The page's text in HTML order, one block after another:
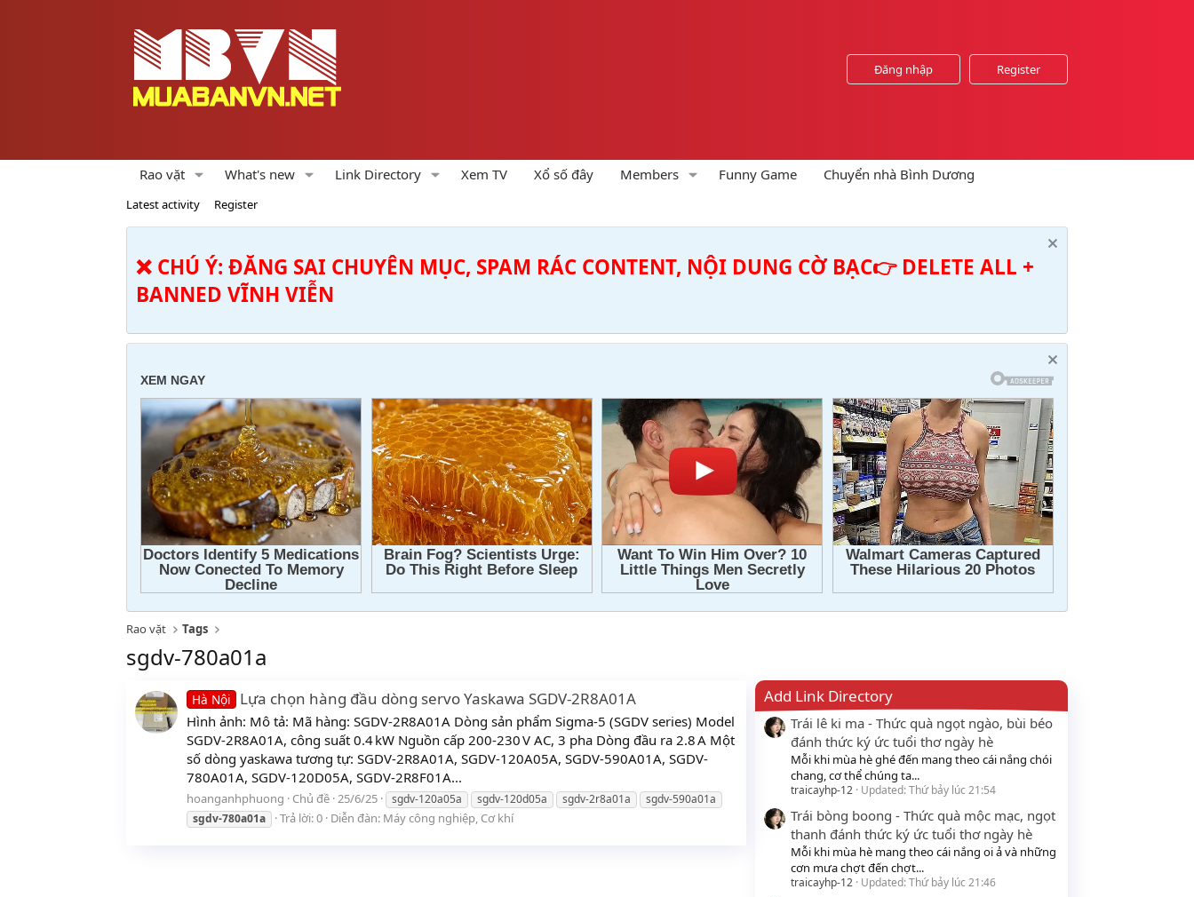
Đăng nhập Register
Rao vặt What's new Link Directory Xem TV Xổ số đây Members Funny Game Chuyển nhà Bình Dương
Latest activity Register
❌ CHÚ Ý: ĐĂNG SAI CHUYÊN MỤC, SPAM RÁC CONTENT, NỘI DUNG CỜ BẠC👉 DELETE ALL +
BANNED VĨNH VIỄN
Rao vặt Tags
sgdv-780a01a
Hà Nội Lựa chọn hàng đầu dòng servo Yaskawa SGDV-2R8A01A
Hình ảnh: Mô tả: Mã hàng: SGDV-2R8A01A Dòng sản phẩm Sigma‑5 (SGDV series) Model
SGDV‑2R8A01A, công suất 0.4 kW Nguồn cấp 200-230 V AC, 3 pha Dòng đầu ra 2.8 A Một
số dòng yaskawa tương tự: SGDV-2R8A01A, SGDV-120A05A, SGDV-590A01A, SGDV-
780A01A, SGDV-120D05A, SGDV-2R8F01A...
hoanganhphuong Chủ đề 25/6/25 sgdv-120a05a sgdv-120d05a sgdv-2r8a01a
sgdv-590a01a
sgdv-780a01a
Trả lời: 0 Diễn đàn: Máy công nghiệp, Cơ khí
Add Link Directory
Trái lê ki ma - Thức quà ngọt ngào, bùi béo
đánh thức ký ức tuổi thơ ngày hè
Mỗi khi mùa hè ghé đến mang theo cái nắng chói
chang, cơ thể chúng ta...
traicayhp-12 Updated:Thứ bảy lúc 21:54
Trái bòng boong - Thức quà mộc mạc, ngọt
thanh đánh thức ký ức tuổi thơ ngày hè
Mỗi khi mùa hè mang theo cái nắng oi ả và những
cơn mưa chợt đến chợt...
traicayhp-12 Updated:Thứ bảy lúc 21:46